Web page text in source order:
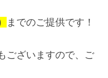
までのご提供です！
ございますので、ご